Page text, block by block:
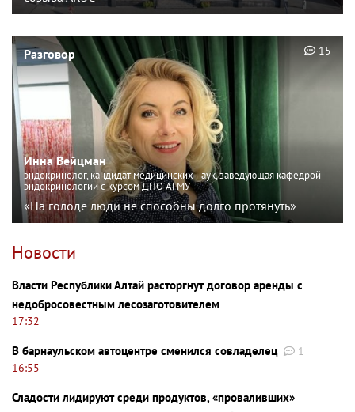
Разговор
Инна Вейцман
эндокринолог, кандидат медицинских наук, заведующая кафедрой
эндокринологии с курсом ДПО АГМУ
«На голоде люди не способны долго протянуть»
15
Новости
Власти Республики Алтай расторгнут договор аренды с
недобросовестным лесозаготовителем
17:32
В барнаульском автоцентре сменился совладелец
1
16:55
Сладости лидируют среди продуктов, «проваливших»